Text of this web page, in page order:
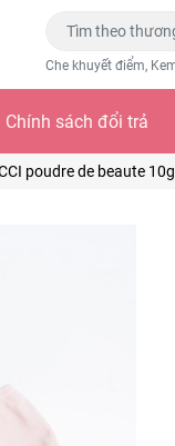
Che khuyết điểm,
Chính sách đổi trả
poudre de beaute